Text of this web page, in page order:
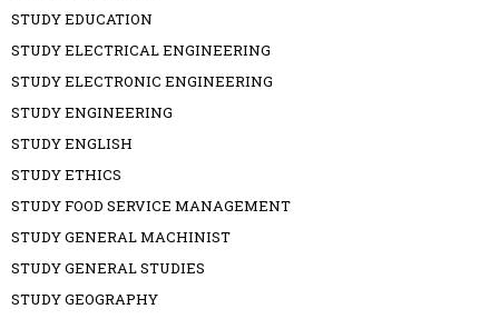
STUDY EDUCATION
STUDY ELECTRICAL ENGINEERING
STUDY ELECTRONIC ENGINEERING
STUDY ENGINEERING
STUDY ENGLISH
STUDY ETHICS
STUDY FOOD SERVICE MANAGEMENT
STUDY GENERAL MACHINIST
STUDY GENERAL STUDIES
STUDY GEOGRAPHY